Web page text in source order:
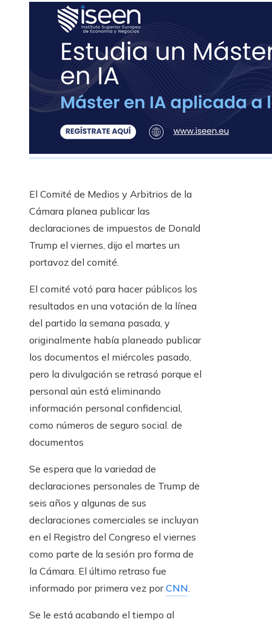
El Comité de Medios y Arbitrios de la
Cámara planea publicar las
declaraciones de impuestos de Donald
Trump el viernes, dijo el martes un
portavoz del comité.
El comité votó para hacer públicos los
resultados en una votación de la línea
del partido la semana pasada, y
originalmente había planeado publicar
los documentos el miércoles pasado,
pero la divulgación se retrasó porque el
personal aún está eliminando
información personal confidencial,
como números de seguro social. de
documentos
Se espera que la variedad de
declaraciones personales de Trump de
seis años y algunas de sus
declaraciones comerciales se incluyan
en el Registro del Congreso el viernes
como parte de la sesión pro forma de
la Cámara. El último retraso fue
informado por primera vez porCNN.
Se le está acabando el tiempo al